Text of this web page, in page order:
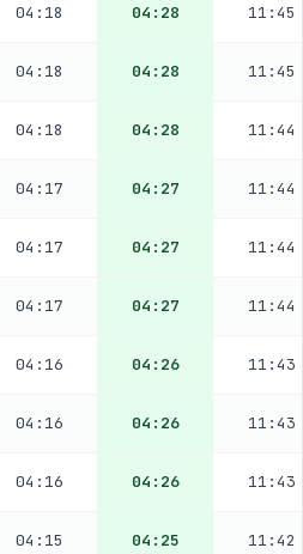
04:18 04:28 11:45
04:18 04:28 11:45
04:18 04:28 11:44
04:17 04:27 11:44
04:17 04:27 11:44
04:17 04:27 11:44
04:16 04:26 11:43
04:16 04:26 11:43
04:16 04:26 11:43
04:15 04:25 11:42